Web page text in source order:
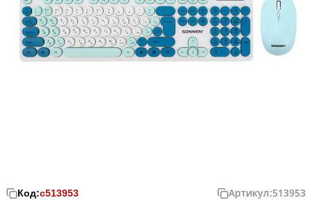
Код:с513953 Артикул:513953